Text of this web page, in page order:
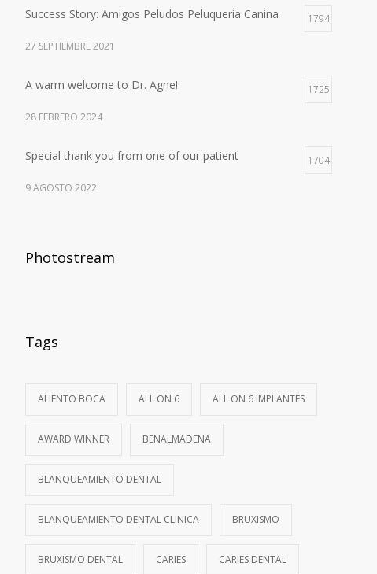
Success Story: Amigos Peludos Peluqueria Canina 1794
27 SEPTIEMBRE 2021
A warm welcome to Dr. Agne! 1725
28 FEBRERO 2024
Special thank you from one of our patient 1704
9 AGOSTO 2022
Photostream
Tags
ALIENTO BOCA ALL ON 6 ALL ON 6 IMPLANTES
AWARD WINNER BENALMADENA
BLANQUEAMIENTO DENTAL
BLANQUEAMIENTO DENTAL CLINICA BRUXISMO
BRUXISMO DENTAL CARIES CARIES DENTAL